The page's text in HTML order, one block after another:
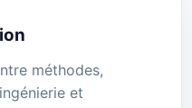
méthodes,
et